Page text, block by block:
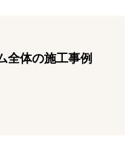
全体の施工事例